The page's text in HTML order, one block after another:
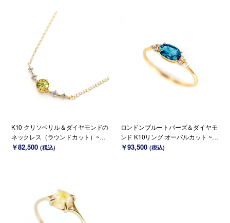
K10 クリソベリル＆ダイヤモンドの
ネックレス（ラウンドカット）~Ell
o Lily~(K18 変更可能)
￥82,500 (税込)
ロンドンブルートパーズ＆ダイヤモ
ンド K10リング オーバルカット ~El
lo Ulmia~ 11月誕生石(K18/PT変更
￥93,500 (税込)